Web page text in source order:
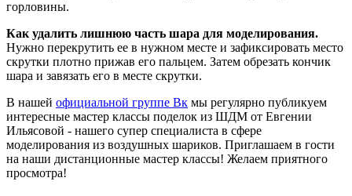
горловины.
Как удалить лишнюю часть шара для моделирования.
Нужно перекрутить ее в нужном месте и зафиксировать место
скрутки плотно прижав его пальцем. Затем обрезать кончик
шара и завязать его в месте скрутки.
В нашей официальной группе Вк мы регулярно публикуем
интересные мастер классы поделок из ШДМ от Евгении
Ильясовой - нашего супер специалиста в сфере
моделирования из воздушных шариков. Приглашаем в гости
на наши дистанционные мастер классы! Желаем приятного
просмотра!